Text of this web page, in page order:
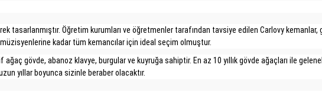
tasarlanmıştır. Öğretim kurumları ve öğretmenler tarafından tavsiye edilen Carlovy kemanlar,
kadar tüm kemancılar için ideal seçim olmuştur.
gövde, abanoz klavye, burgular ve kuyruğa sahiptir. En az 10 yıllık gövde ağaçları ile
yıllar boyunca sizinle beraber olacaktır.